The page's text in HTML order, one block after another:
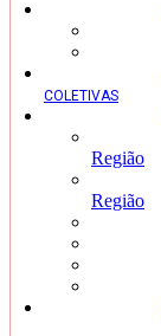
COLETIVAS
Região
Região